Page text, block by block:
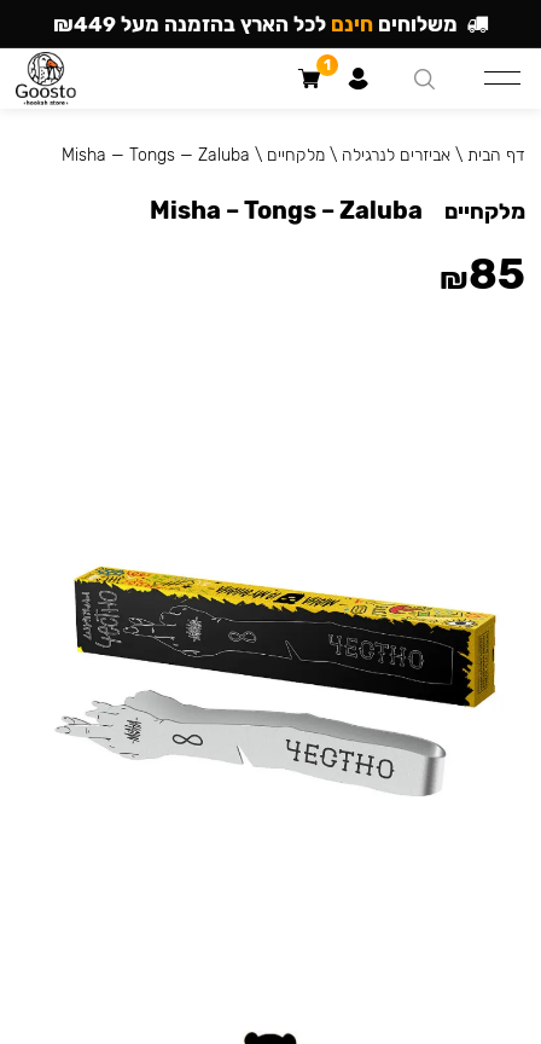
דף הבית \אביזרים לנרגילה \מלקחיים \
Misha — Tongs — Zaluba
מלקחיים Misha – Tongs – Zaluba
₪85
משלוחים חינם לכל הארץ בהזמנה מעל ₪449
1